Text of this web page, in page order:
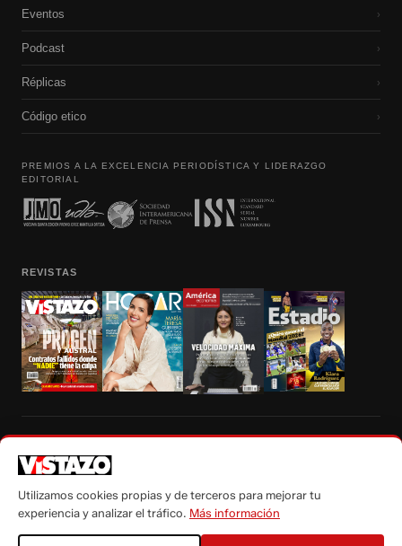
Eventos ›
Podcast ›
Réplicas ›
Código etico ›
PREMIOS A LA EXCELENCIA PERIODÍSTICA Y LIDERAZGO
EDITORIAL
REVISTAS
autorización escrita de su titular, de todos los contenidos de Vistazo.com.
Utilizamos cookies propias y de terceros para mejorar tu
experiencia y analizar el tráfico. Más información